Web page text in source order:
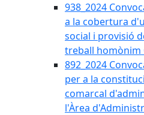
938_2024
a la cobertura
social i provisió
treball homònim
892_2024
per a la
comarcal
l'Àrea